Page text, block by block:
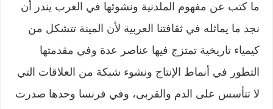
ما كتب عن مفهوم الملدنية ونشوئها في الغرب يندر أن
نجد ما يماثله في ثقافتنا العربية لأن المينة تتشكل من
كيمياء تاريخية تمتزج فيها عناصر عدة وفي مقدمتها
التطور في أنماط الإنتاج ونشوء شبكة من العلاقات التي
لا تتأسس على الدم والقربى، وفي فرنسا وحدها صدرت